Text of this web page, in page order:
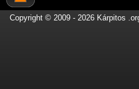
Copyright © 2009 - 2026 Kárpitos